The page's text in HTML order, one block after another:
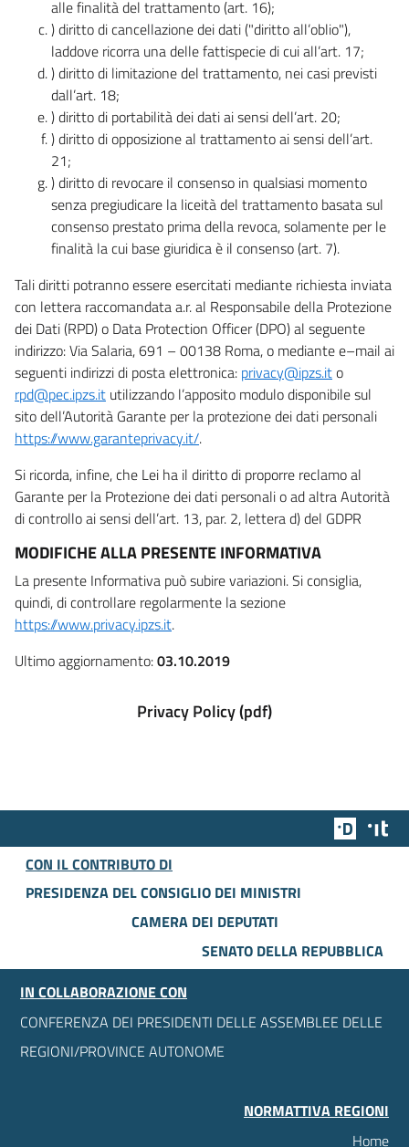
alle finalità del trattamento (art. 16);
) diritto di cancellazione dei dati ("diritto all’oblio"),
laddove ricorra una delle fattispecie di cui all’art. 17;
) diritto di limitazione del trattamento, nei casi previsti
dall’art. 18;
) diritto di portabilità dei dati ai sensi dell’art. 20;
) diritto di opposizione al trattamento ai sensi dell’art.
21;
) diritto di revocare il consenso in qualsiasi momento
senza pregiudicare la liceità del trattamento basata sul
consenso prestato prima della revoca, solamente per le
finalità la cui base giuridica è il consenso (art. 7).
Tali diritti potranno essere esercitati mediante richiesta inviata
con lettera raccomandata a.r. al Responsabile della Protezione
dei Dati (RPD) o Data Protection Officer (DPO) al seguente
indirizzo: Via Salaria, 691 – 00138 Roma, o mediante e–mail ai
seguenti indirizzi di posta elettronica: privacy@ipzs.ito
rpd@pec.ipzs.it utilizzando l’apposito modulo disponibile sul
sito dell’Autorità Garante per la protezione dei dati personali
https://www.garanteprivacy.it/.
Si ricorda, infine, che Lei ha il diritto di proporre reclamo al
Garante per la Protezione dei dati personali o ad altra Autorità
di controllo ai sensi dell’art. 13, par. 2, lettera d) del GDPR
MODIFICHE ALLA PRESENTE INFORMATIVA
La presente Informativa può subire variazioni. Si consiglia,
quindi, di controllare regolarmente la sezione
https://www.privacy.ipzs.it.
Ultimo aggiornamento:03.10.2019
Privacy Policy (pdf)
Team
CON IL CONTRIBUTO DI
PRESIDENZA DEL CONSIGLIO DEI MINISTRI
CAMERA DEI DEPUTATI
SENATO DELLA REPUBBLICA
IN COLLABORAZIONE CON
CONFERENZA DEI PRESIDENTI DELLE ASSEMBLEE DELLE
REGIONI/PROVINCE AUTONOME
NORMATTIVA REGIONI
Home